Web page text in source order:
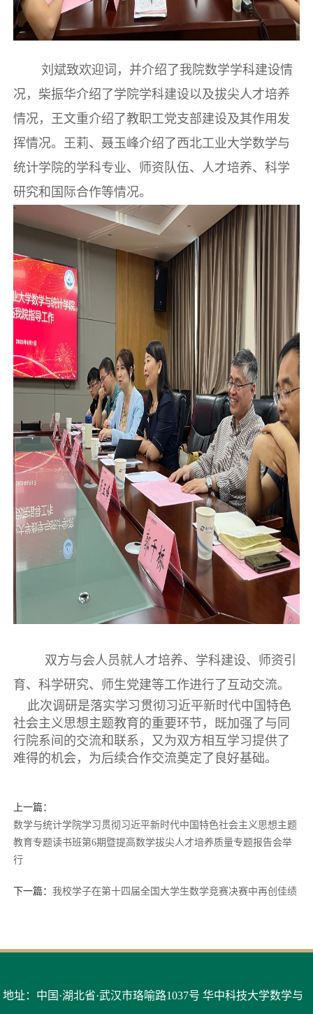
刘斌致欢迎词，并介绍了我院数学学科建设情
况，柴振华介绍了学院学科建设以及拔尖人才培养
情况，王文重介绍了教职工党支部建设及其作用发
挥情况。王莉、聂玉峰介绍了西北工业大学数学与
统计学院的学科专业、师资队伍、人才培养、科学
研究和国际合作等情况。
双方与会人员就人才培养、学科建设、师资引
育、科学研究、师生党建等工作进行了互动交流。
此次调研是落实学习贯彻习近平新时代中国特色
社会主义思想主题教育的重要环节，既加强了与同
行院系间的交流和联系，又为双方相互学习提供了
难得的机会，为后续合作交流奠定了良好基础。
上一篇：
数学与统计学院学习贯彻习近平新时代中国特色社会主义思想主题
教育专题读书班第6期暨提高数学拔尖人才培养质量专题报告会举
行
下一篇：我校学子在第十四届全国大学生数学竞赛决赛中再创佳绩
地址：中国·湖北省·武汉市珞喻路1037号 华中科技大学数学与